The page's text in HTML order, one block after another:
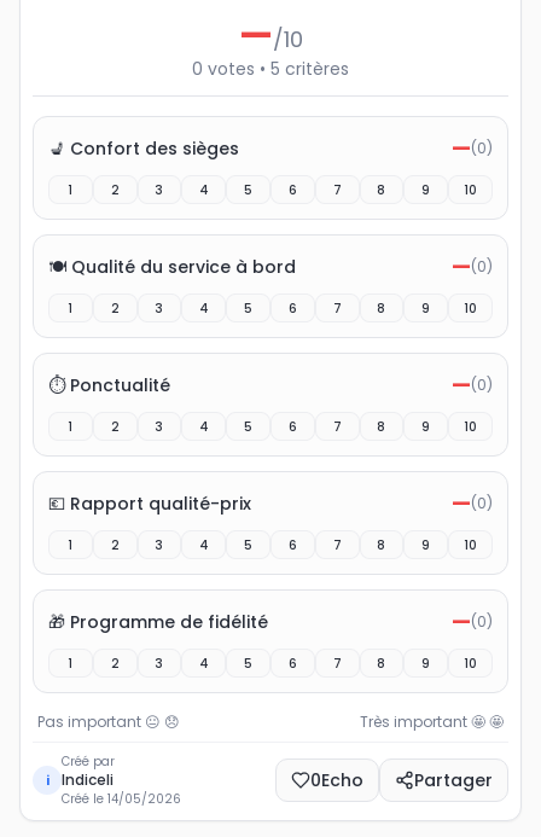
—/10
0 votes • 5 critères
💺 Confort des sièges —(0)
1 2 3 4 5 6 7 8 9 10
🍽️ Qualité du service à bord —(0)
1 2 3 4 5 6 7 8 9 10
⏱️ Ponctualité —(0)
1 2 3 4 5 6 7 8 9 10
💶 Rapport qualité-prix —(0)
1 2 3 4 5 6 7 8 9 10
🎁 Programme de fidélité —(0)
1 2 3 4 5 6 7 8 9 10
Pas important 😐 😞 Très important 🤩🤩
i
Créé par
Indiceli
Créé le 14/05/2026
0Echo Partager